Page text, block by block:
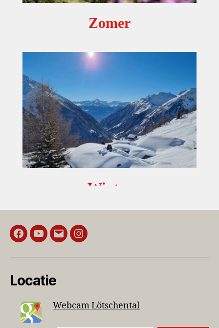
Zomer
Winter
Locatie
Webcam Lötschental